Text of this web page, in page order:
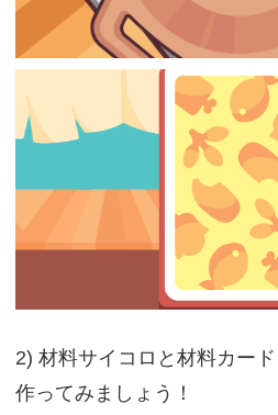
2) 材料サイコロと材料カー
作ってみましょう！